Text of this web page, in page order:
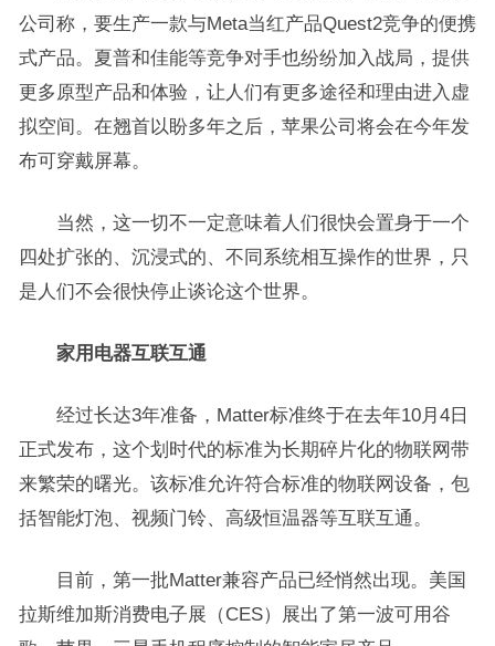
公司称，要生产一款与Meta当红产品Quest2竞争的便携
式产品。夏普和佳能等竞争对手也纷纷加入战局，提供
更多原型产品和体验，让人们有更多途径和理由进入虚
拟空间。在翘首以盼多年之后，苹果公司将会在今年发
布可穿戴屏幕。
当然，这一切不一定意味着人们很快会置身于一个
四处扩张的、沉浸式的、不同系统相互操作的世界，只
是人们不会很快停止谈论这个世界。
家用电器互联互通
经过长达3年准备，Matter标准终于在去年10月4日
正式发布，这个划时代的标准为长期碎片化的物联网带
来繁荣的曙光。该标准允许符合标准的物联网设备，包
括智能灯泡、视频门铃、高级恒温器等互联互通。
目前，第一批Matter兼容产品已经悄然出现。美国
拉斯维加斯消费电子展（CES）展出了第一波可用谷